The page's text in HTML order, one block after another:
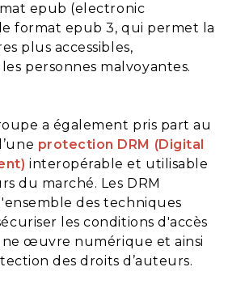
epub (electronic
format epub 3, qui permet la
plus accessibles,
personnes malvoyantes.
a également pris part au
protection DRM (Digital
interopérable et utilisable
du marché. Les DRM
des techniques
les conditions d'accès
œuvre numérique et ainsi
des droits d’auteurs.